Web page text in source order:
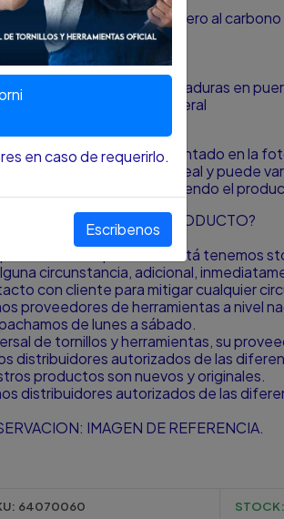
y mandril fabricados en acero al carbono
para instalación de cerraduras en
y laminados en general
:El color y el tamaño presentado en la
al color y tamaño real y puede
desde donde se está viendo el
DISPONIBILIDAD DEL PRODUCTO?
publicación del producto está tenemos
circunstancia, adicional,
con cliente para mitigar cualquier
proveedores de herramientas a nivel
de lunes a sábado.
de tornillos y herramientas, su
distribuidores autorizados de las
productos son nuevos y originales.
distribuidores autorizados de las
IMAGEN DE REFERENCIA.
64070060 STOCK:
en caso de requerirlo.
Escribenos